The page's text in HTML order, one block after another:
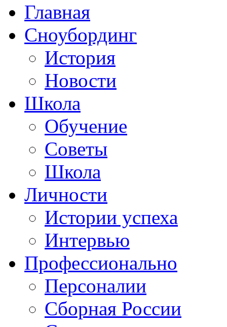
Главная
Сноубординг
История
Новости
Школа
Обучение
Советы
Школа
Личности
Истории успеха
Интервью
Профессионально
Персоналии
Сборная России